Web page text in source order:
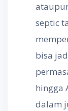
septic
bisa
hingga
dalam